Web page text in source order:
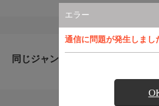
エラー
通信に問題が発生しまし
同じジャンルのおすすめ番組